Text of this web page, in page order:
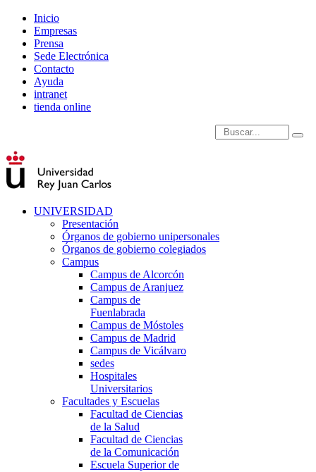
Inicio
Empresas
Prensa
Sede Electrónica
Contacto
Ayuda
intranet
tienda online
Introduce términos de
UNIVERSIDAD
Presentación
Órganos de gobierno unipersonales
Órganos de gobierno colegiados
Campus
Campus de Alcorcón
Campus de Aranjuez
Campus de
Fuenlabrada
Campus de Móstoles
Campus de Madrid
Campus de Vicálvaro
sedes
Hospitales
Universitarios
Facultades y Escuelas
Facultad de Ciencias
de la Salud
Facultad de Ciencias
de la Comunicación
Escuela Superior de